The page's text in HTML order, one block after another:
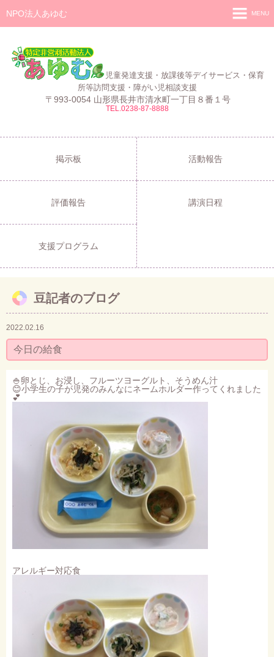
NPO法人あゆむ
児童発達支援・放課後等デイサービス・保育
所等訪問支援・障がい児相談支援
〒993-0054 山形県長井市清水町一丁目８番１号
TEL.0238-87-8888
MENU
施設紹介
あゆむZIBUN LABO
サービス内容
支援プログラム
ご利用について
採用情報
お問い合わせ
掲示板 活動報告
評価報告 講演日程
支援プログラム
豆記者のブログ
2022.02.16
今日の給食
🍚卵とじ、お浸し、フルーツヨーグルト、そうめん汁
😊小学生の子が児発のみんなにネームホルダー作ってくれました
💕
アレルギー対応食